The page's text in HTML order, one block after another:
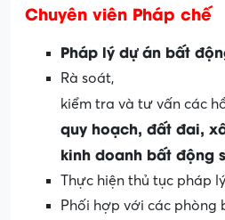
Chuyên viên Pháp chế
Pháp lý dự án bất
Rà soát,
kiểm tra và tư vấn các
quy hoạch, đất đai,
kinh doanh bất động
Thực hiện thủ tục pháp
Phối hợp với các phòng